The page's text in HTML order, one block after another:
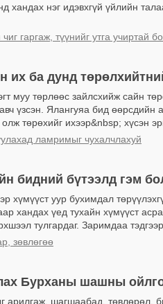
хандах нэг идэвхгүй үйлийн
гаргаж, түүнийг утга учиртай
ба дунд
муу төрлөөс зайлсхийж сайн
үзсэн. Ялангуяа бид өөрсдийн
төрөхийг ихээр&nbsp; хүсэн
ламримыг чухалчлахуй
бидний бүтээлд гэм
хүмүүст уур бухимдал
хандах үед тухайн хүмүүст
тулгардаг. Заримдаа
зөвлөгөө
Бурханы шашны
арилгаж, шагшаабад, төвлөрөл,